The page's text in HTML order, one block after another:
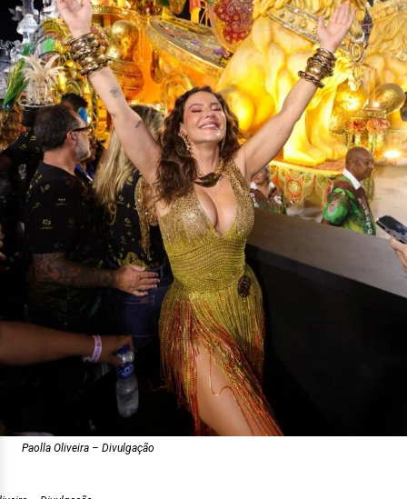
Paolla Oliveira – Divulgação